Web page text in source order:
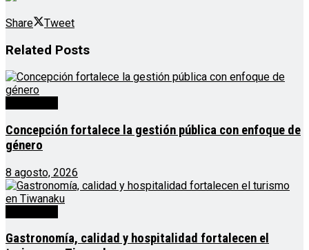
Share Tweet
Related Posts
Concepción fortalece la gestión pública con enfoque de
género
8 agosto, 2026
Gastronomía, calidad y hospitalidad fortalecen el